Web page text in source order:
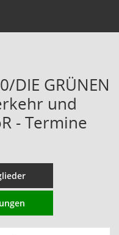
DIE GRÜNEN
und
- Termine